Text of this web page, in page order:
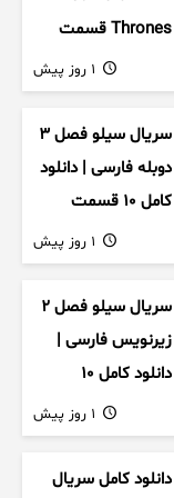
Thrones قسمت
دوم فصل اول
زیرنویس فارسی
سریال سیلو فصل ۳
دوبله فارسی | دانلود
کامل ۱۰ قسمت
سریال سیلو فصل ۲
زیرنویس فارسی |
دانلود کامل ۱۰
دانلود کامل سریال